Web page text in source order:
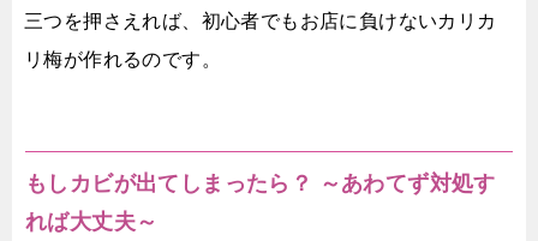
三つを押さえれば、初心者でもお店に負けないカリカ
リ梅が作れるのです。
もしカビが出てしまったら？ ～あわてず対処す
れば大丈夫～